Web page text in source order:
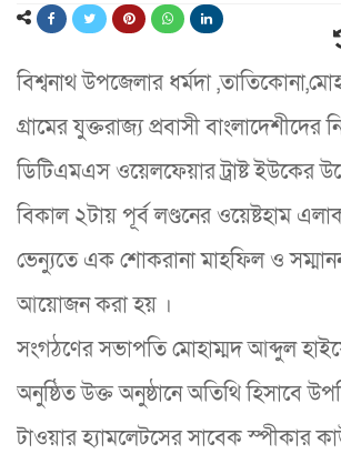
বিশ্বনাথ উপজেলার ধর্মদা
গ্রামের যুক্তরাজ‍্য প্রবাসী বাংলাদেশীদের
ডিটিএমএস ওয়েলফেয়ার ট্রাষ্ট ইউকের
বিকাল ২টায় পূর্ব লণ্ডনের ওয়েষ্টহাম
ভেন্যুতে এক শোকরানা মাহফিল ও
আয়োজন করা হয় ।
সংগঠণের সভাপতি মোহাম্মদ আব্দুল
অনুষ্ঠিত উক্ত অনুষ্ঠানে অতিথি হিসাবে
টাওয়ার হ‍্যামলেটসের সাবেক স্পীকার